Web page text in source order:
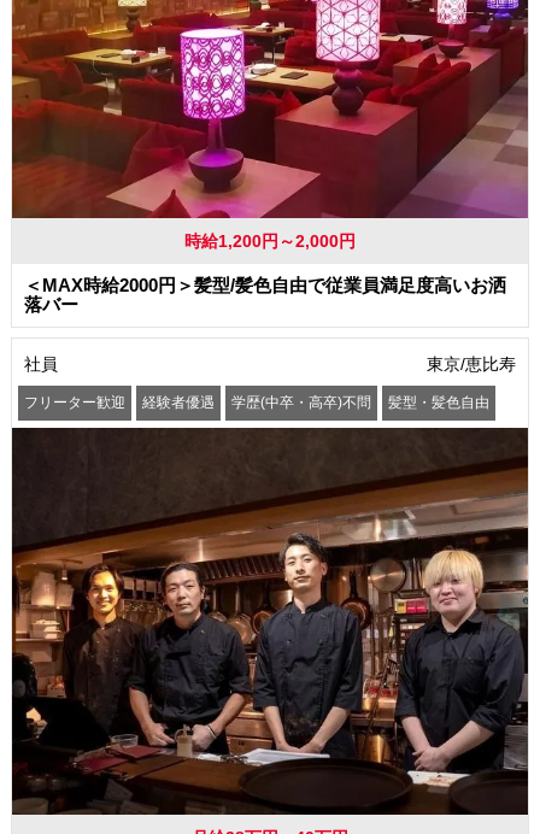
時給1,200円～2,000円
＜MAX時給2000円＞髪型/髪色自由で従業員満足度高いお洒
落バー
社員 東京/恵比寿
フリーター歓迎 経験者優遇 学歴(中卒・高卒)不問 髪型・髪色自由